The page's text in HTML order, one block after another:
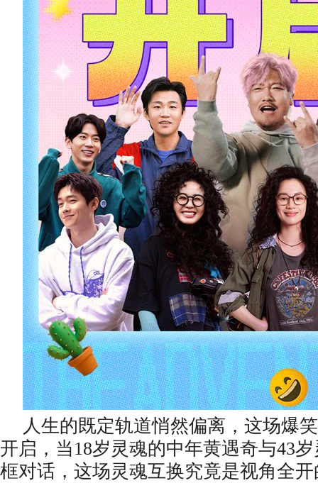
人生的既定轨道悄然偏离，这场爆
开启，当18岁灵魂的中年黄遇奇与43
框对话，这场灵魂互换究竟是视角全